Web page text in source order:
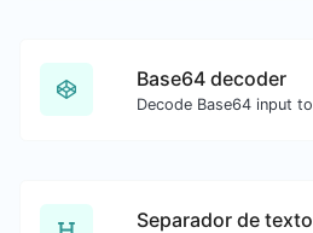
Base64 decoder
Separador de texto